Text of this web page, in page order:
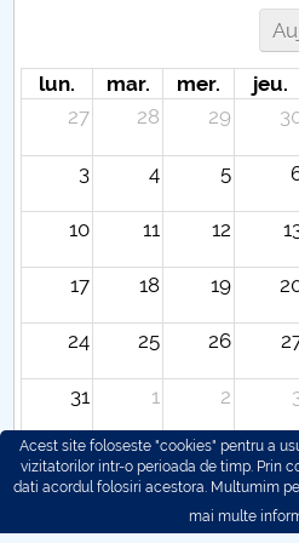
lun. mar. mer. jeu.
27
28 29
3 4 5
10 11 12
17 18 19
24 25 26
31 1 2
Acest site foloseste "cookies" pentru a
vizitatorilor intr-o perioada de timp. Prin
dati acordul folosiri acestora. Multumim
mai multe